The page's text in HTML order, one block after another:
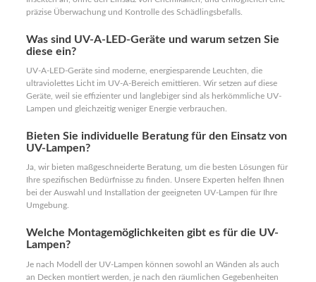
präzise Überwachung und Kontrolle des Schädlingsbefalls.
Was sind UV-A-LED-Geräte und warum setzen Sie
diese ein?
UV-A-LED-Geräte sind moderne, energiesparende Leuchten, die
ultraviolettes Licht im UV-A-Bereich emittieren. Wir setzen auf diese
Geräte, weil sie effizienter und langlebiger sind als herkömmliche UV-
Lampen und gleichzeitig weniger Energie verbrauchen.
Bieten Sie individuelle Beratung für den Einsatz von
UV-Lampen?
Ja, wir bieten maßgeschneiderte Beratung, um die besten Lösungen für
Ihre spezifischen Bedürfnisse zu finden. Unsere Experten helfen Ihnen
bei der Auswahl und Installation der geeigneten UV-Lampen für Ihre
Umgebung.
Welche Montagemöglichkeiten gibt es für die UV-
Lampen?
Je nach Modell der UV-Lampen können sowohl an Wänden als auch
an Decken montiert werden, je nach den räumlichen Gegebenheiten